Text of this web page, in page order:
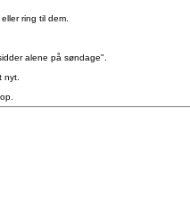
ring til dem.
alene på søndage".
nyt.